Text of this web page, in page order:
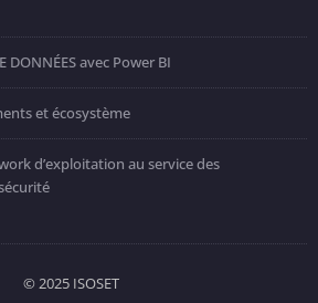
DONNÉES avec Power BI
et écosystème
d’exploitation au service des
© 2025 ISOSET